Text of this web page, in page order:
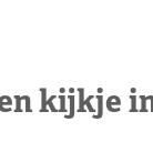
kijkje